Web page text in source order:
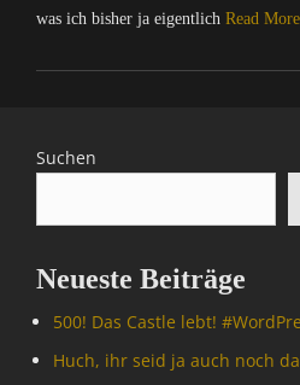
was ich bisher ja eigentlich Read
Categories
o
m
t
o
Suchen
Neueste Beiträge
500! Das Castle lebt!
Huch, ihr seid ja auch noch